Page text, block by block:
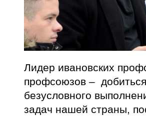
Лидер ивановских
профсоюзов –
безусловного
задач нашей страны,